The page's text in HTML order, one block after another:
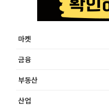
마켓
금융
부동산
산업